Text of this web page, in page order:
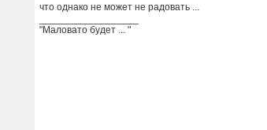
что однако не может не радовать ...
"Маловато будет ... "